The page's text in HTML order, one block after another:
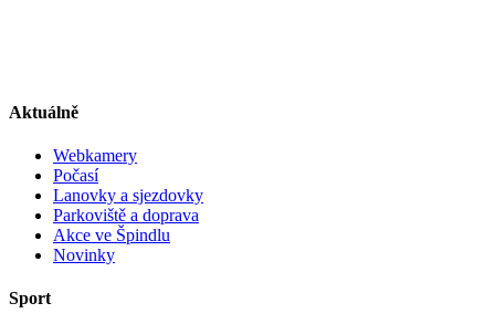
Aktuálně
Webkamery
Počasí
Lanovky a sjezdovky
Parkoviště a doprava
Akce ve Špindlu
Novinky
Sport